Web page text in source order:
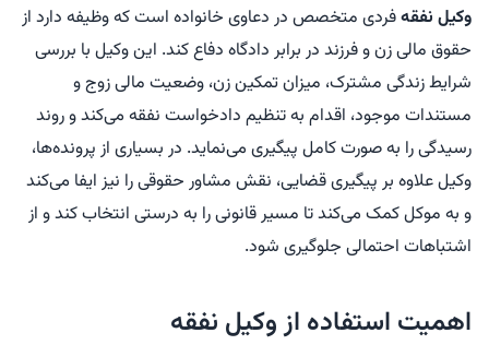
وکیل نفقهفردی متخصص در دعاوی خانواده است که وظیفه دارد از
حقوق مالی زن و فرزند در برابر دادگاه دفاع کند. این وکیل با بررسی
شرایط زندگی مشترک، میزان تمکین زن، وضعیت مالی زوج و
مستندات موجود، اقدام به تنظیم دادخواست نفقه می‌کند و روند
رسیدگی را به صورت کامل پیگیری می‌نماید. در بسیاری از پرونده‌ها،
وکیل علاوه بر پیگیری قضایی، نقش مشاور حقوقی را نیز ایفا می‌کند
و به موکل کمک می‌کند تا مسیر قانونی را به درستی انتخاب کند و از
اشتباهات احتمالی جلوگیری شود.
اهمیت استفاده از وکیل نفقه